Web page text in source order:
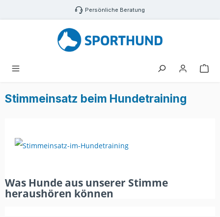
Zum Hauptinhalt springen Persönliche Beratung
Stimmeinsatz beim Hundetraining
Was Hunde aus unserer Stimme
heraushören können